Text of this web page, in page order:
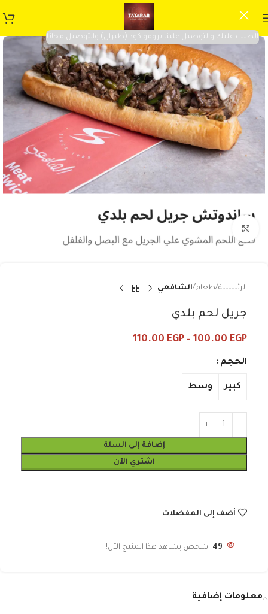
الطلب عليك والتوصيل علينا برومو كود (طيران) والتوصيل مجانا
الرئيسية طعام الشافعي
جريل لحم بلدي
100.00 EGP
–
110.00 EGP
الحجم
كبير وسط
إضافة إلى السلة
اشتري الآن
أضف إلى المفضلات
49 شخص يشاهد هذا المنتج الآن!
معلومات إضافية